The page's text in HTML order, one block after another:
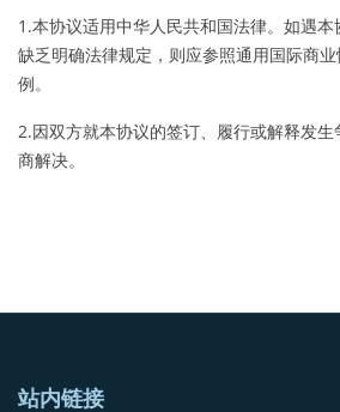
1.本协议适用中华人民共和国法律。如遇
缺乏明确法律规定，则应参照通用国际商
例。
2.因双方就本协议的签订、履行或解释发
商解决。
站内链接